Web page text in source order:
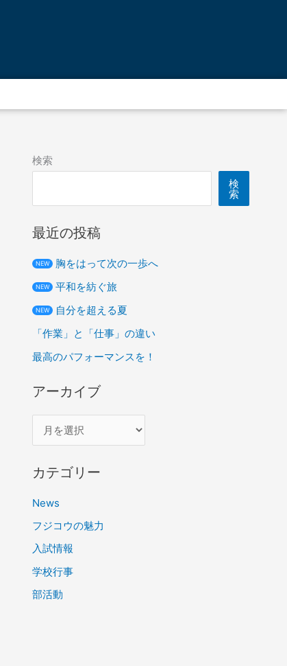
検索
検
索
最近の投稿
NEW 胸をはって次の一歩へ
NEW 平和を紡ぐ旅
NEW
自分を超える夏
「作業」と「仕事」の違い
最高のパフォーマンスを！
アーカイブ
カテゴリー
News
フジコウの魅力
入試情報
学校行事
部活動